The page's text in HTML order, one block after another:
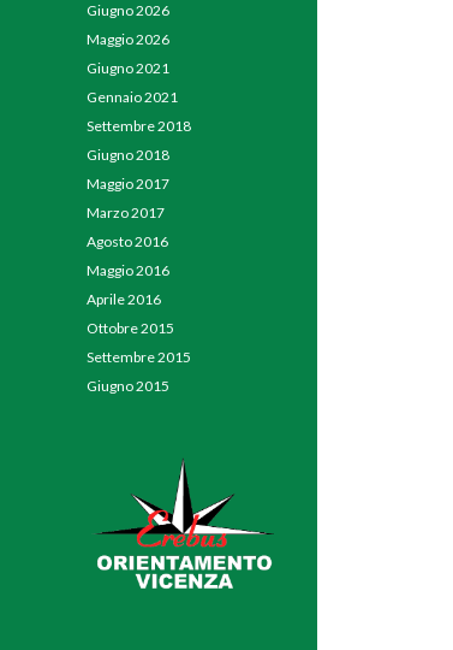
Giugno 2026
Maggio 2026
Giugno 2021
Gennaio 2021
Settembre 2018
Giugno 2018
Maggio 2017
Marzo 2017
Agosto 2016
Maggio 2016
Aprile 2016
Ottobre 2015
Settembre 2015
Giugno 2015